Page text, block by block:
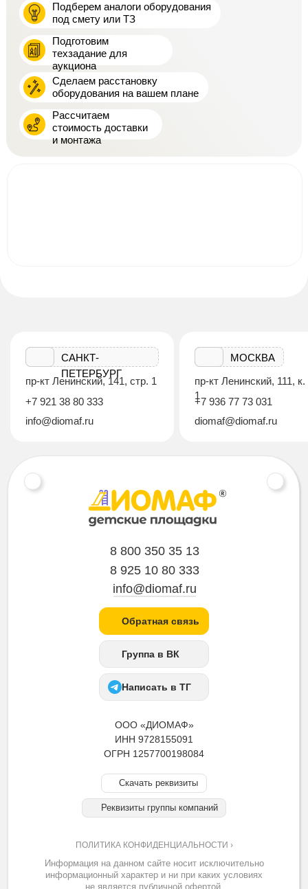
Подберем аналоги оборудования
под смету или ТЗ
Подготовим
техзадание для
аукциона
Сделаем расстановку
оборудования на вашем плане
Рассчитаем
стоимость доставки
и монтажа
САНКТ-
ПЕТЕРБУРГ
пр-кт Ленинский, 141, стр. 1
+7 921 38 80 333
info@diomaf.ru
МОСКВА
пр-кт Ленинский, 111, к.
1
+7 936 77 73 031
diomaf@diomaf.ru
ООО «ДИОМАФ»
ИНН 9728155091
ОГРН 1257700198084
Скачать реквизиты
Реквизиты группы компаний
8 800 350 35 13
8 925 10 80 333
info@diomaf.ru
Обратная связь
Группа в ВК
Написать в ТГ
ПОЛИТИКА КОНФИДЕНЦИАЛЬНОСТИ ›
Информация на данном сайте носит исключительно
информационный характер и ни при каких условиях
не является публичной офертой.